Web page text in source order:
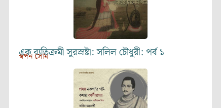
এক ব্যতিক্রমী সুরস্রষ্টা: সলিল চৌধুরী: পর্ব ১
স্বপন সোম